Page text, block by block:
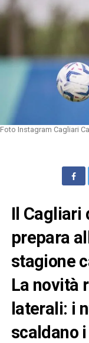
Foto Instagram Cagliari
Il Cagliari
prepara
stagione
La novità
laterali: i
scaldano